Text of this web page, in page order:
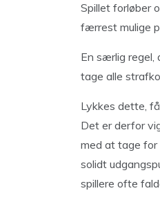
Spillet forløber
færrest mulige
En særlig regel,
tage alle
Lykkes dette,
Det er derfor
med at tage
solidt
spillere ofte